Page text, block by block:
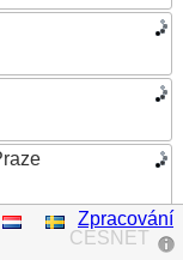
CESNET
Zpracování